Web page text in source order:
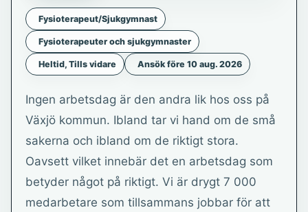
Fysioterapeut/Sjukgymnast
Fysioterapeuter och sjukgymnaster
Heltid, Tills vidare Ansök före 10 aug. 2026
Ingen arbetsdag är den andra lik hos oss på
Växjö kommun. Ibland tar vi hand om de små
sakerna och ibland om de riktigt stora.
Oavsett vilket innebär det en arbetsdag som
betyder något på riktigt. Vi är drygt 7 000
medarbetare som tillsammans jobbar för att